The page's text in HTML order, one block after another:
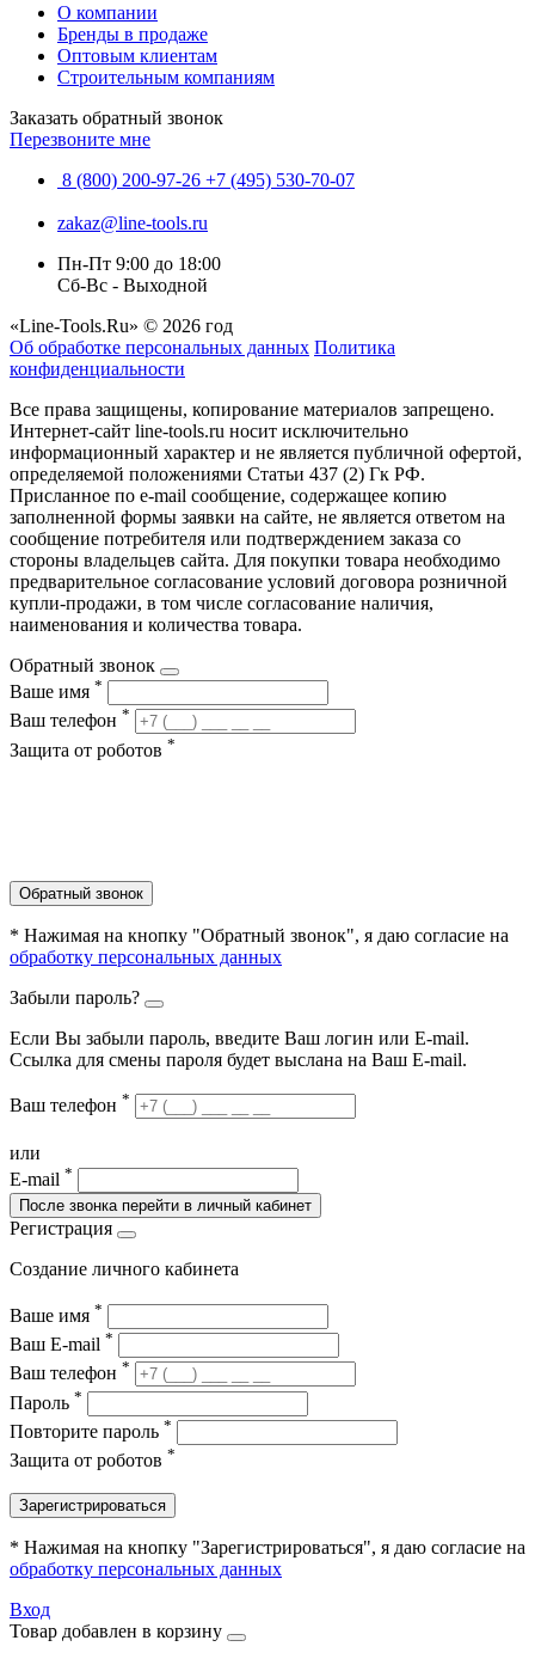
О компании
Бренды в продаже
Оптовым клиентам
Строительным компаниям
Заказать обратный звонок
Перезвоните мне
8 (800) 200-97-26 +7 (495) 530-70-07
zakaz@line-tools.ru
Пн-Пт 9:00 до 18:00
Сб-Вс - Выходной
«Line-Tools.Ru» © 2026 год
Об обработке персональных данных Политика
конфиденциальности
Все права защищены, копирование материалов запрещено.
Интернет-сайт line-tools.ru носит исключительно
информационный характер и не является публичной офертой,
определяемой положениями Статьи 437 (2) Гк РФ.
Присланное по e-mail сообщение, содержащее копию
заполненной формы заявки на сайте, не является ответом на
сообщение потребителя или подтверждением заказа со
стороны владельцев сайта. Для покупки товара необходимо
предварительное согласование условий договора розничной
купли-продажи, в том числе согласование наличия,
наименования и количества товара.
Обратный звонок
Ваше имя *
Ваш телефон *
Защита от роботов *
Обратный звонок
* Нажимая на кнопку "Обратный звонок", я даю согласие на
обработку персональных данных
Забыли пароль?
Если Вы забыли пароль, введите Ваш логин или Е-mail.
Ссылка для смены пароля будет выслана на Ваш E-mail.
Ваш телефон *
или
E-mail *
После звонка перейти в личный кабинет
Регистрация
Создание личного кабинета
Ваше имя *
Ваш E-mail *
Ваш телефон *
Пароль *
Повторите пароль *
Защита от роботов *
Зарегистрироваться
* Нажимая на кнопку "Зарегистрироваться", я даю согласие на
обработку персональных данных
Вход
Товар добавлен в корзину